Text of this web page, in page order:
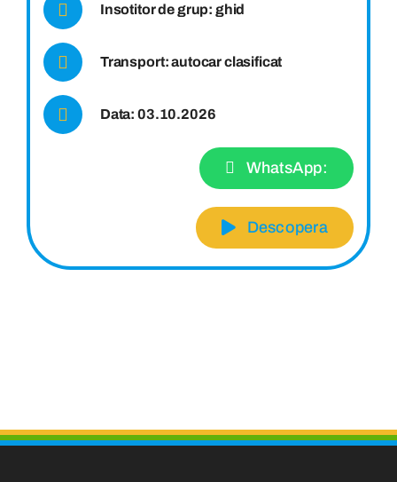
Insotitor de grup: ghid
Transport: autocar clasificat
Data: 03.10.2026
WhatsApp:
Descopera